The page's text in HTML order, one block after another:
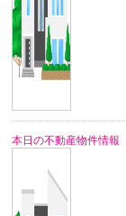
本日の不動産物件情